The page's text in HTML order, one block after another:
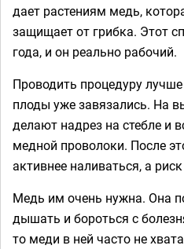
дает растениям медь,
защищает от грибка. Этот
года, и он реально рабочий.
Проводить процедуру
плоды уже завязались. На
делают надрез на стебле и
медной проволоки. После
активнее наливаться, а
Медь им очень нужна. Она
дышать и бороться с
то меди в ней часто не